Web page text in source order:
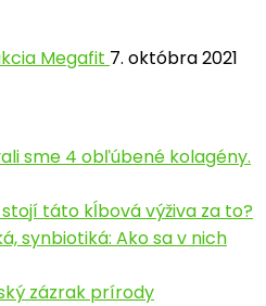
Megafit 7. októbra 2021
sme 4 obľúbené kolagény.
stojí táto kĺbová výživa za to?
synbiotiká: Ako sa v nich
zázrak prírody